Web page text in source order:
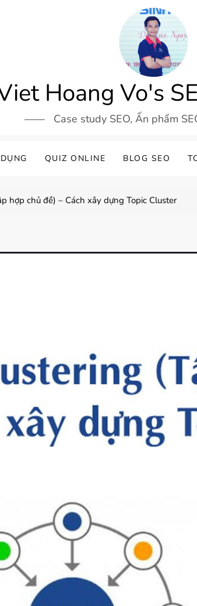
Hoang Vo's
Case study SEO, Ấn phẩm
QUIZ ONLINE BLOG SEO
hợp chủ đề) – Cách xây dựng Topic Cluster